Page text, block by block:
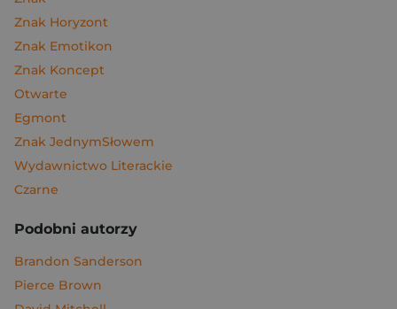
Znak Horyzont
Znak Emotikon
Znak Koncept
Otwarte
Egmont
Znak JednymSłowem
Wydawnictwo Literackie
Czarne
Podobni autorzy
Brandon Sanderson
Pierce Brown